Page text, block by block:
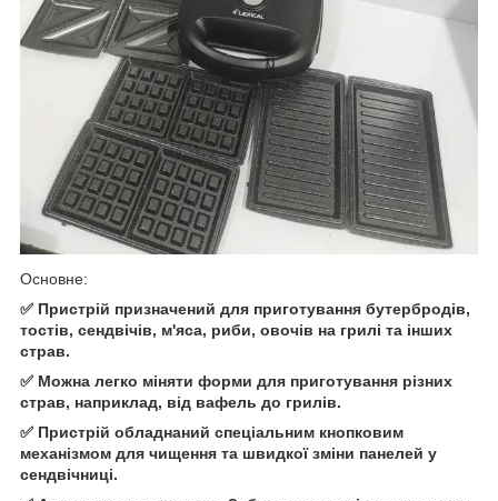
Основне:
✅ Пристрій призначений для приготування бутербродів,
тостів, сендвічів, м'яса, риби, овочів на грилі та інших
страв.
✅ Можна легко міняти форми для приготування різних
страв, наприклад, від вафель до грилів.
✅ Пристрій обладнаний спеціальним кнопковим
механізмом для чищення та швидкої зміни панелей у
сендвічниці.